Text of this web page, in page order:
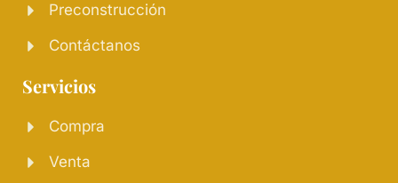
Preconstrucción
Contáctanos
Servicios
Compra
Venta